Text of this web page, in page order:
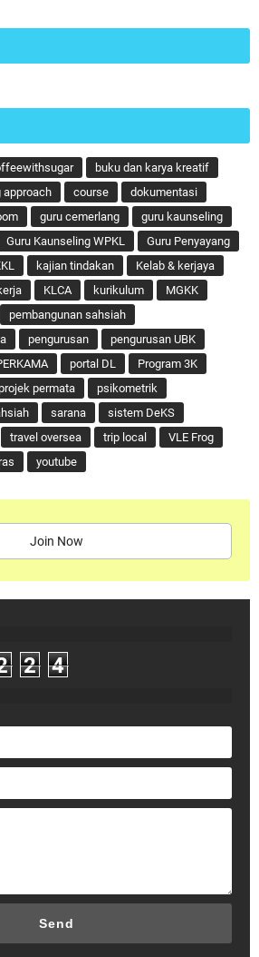
buku dan karya kreatif
approach course
dokumentasi
guru cemerlang
guru kaunseling
Guru Kaunseling WPKL
Guru Penyayang
kajian tindakan
Kelab & kerjaya
KLCA kurikulum
MGKK
pembangunan sahsiah
pengurusan
pengurusan UBK
portal DL
Program 3K
projek permata
psikometrik
sarana
sistem DeKS
travel oversea trip local
VLE Frog
youtube
Join Now
2 4